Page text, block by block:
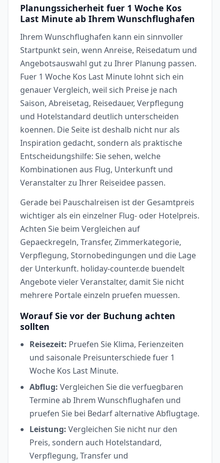
Planungssicherheit fuer 1 Woche Kos
Last Minute ab Ihrem Wunschflughafen
Ihrem Wunschflughafen kann ein sinnvoller
Startpunkt sein, wenn Anreise, Reisedatum und
Angebotsauswahl gut zu Ihrer Planung passen.
Fuer 1 Woche Kos Last Minute lohnt sich ein
genauer Vergleich, weil sich Preise je nach
Saison, Abreisetag, Reisedauer, Verpflegung
und Hotelstandard deutlich unterscheiden
koennen. Die Seite ist deshalb nicht nur als
Inspiration gedacht, sondern als praktische
Entscheidungshilfe: Sie sehen, welche
Kombinationen aus Flug, Unterkunft und
Veranstalter zu Ihrer Reiseidee passen.
Gerade bei Pauschalreisen ist der Gesamtpreis
wichtiger als ein einzelner Flug- oder Hotelpreis.
Achten Sie beim Vergleichen auf
Gepaeckregeln, Transfer, Zimmerkategorie,
Verpflegung, Stornobedingungen und die Lage
der Unterkunft. holiday-counter.de buendelt
Angebote vieler Veranstalter, damit Sie nicht
mehrere Portale einzeln pruefen muessen.
Worauf Sie vor der Buchung achten
sollten
Reisezeit: Pruefen Sie Klima, Ferienzeiten
und saisonale Preisunterschiede fuer 1
Woche Kos Last Minute.
Abflug: Vergleichen Sie die verfuegbaren
Termine ab Ihrem Wunschflughafen und
pruefen Sie bei Bedarf alternative Abflugtage.
Leistung: Vergleichen Sie nicht nur den
Preis, sondern auch Hotelstandard,
Verpflegung, Transfer und